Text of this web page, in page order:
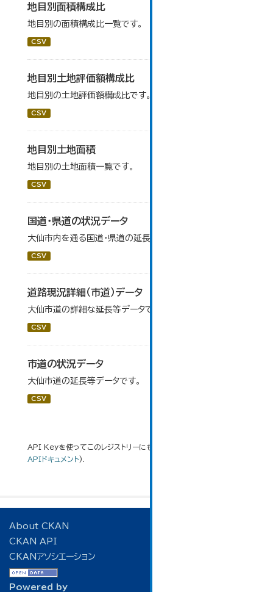
地目別面積構成比
地目別の面積構成比一覧です。
CSV
地目別土地評価額構成比
地目別の土地評価額構成比です。
CSV
地目別土地面積
地目別の土地面積一覧です。
CSV
国道・県道の状況データ
大仙市内を通る国道・県道の延長等データです。
CSV
道路現況詳細（市道）データ
大仙市道の詳細な延長等データです。
CSV
市道の状況データ
大仙市道の延長等データです。
CSV
API Keyを使ってこのレジストリーにもアクセス可能です
APIドキュメント).
About CKAN
CKAN API
CKANアソシエーション
Powered by